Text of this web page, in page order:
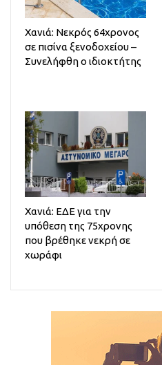
Χανιά: Νεκρός 64χρονος
σε πισίνα ξενοδοχείου –
Συνελήφθη ο ιδιοκτήτης
Χανιά: ΕΔΕ για την
υπόθεση της 75χρονης
που βρέθηκε νεκρή σε
χωράφι